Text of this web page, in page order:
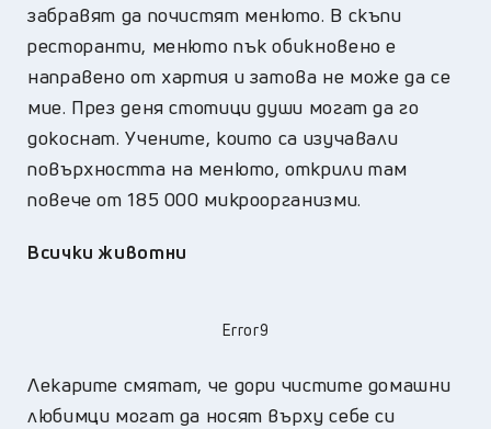
забравят да почистят менюто. В скъпи
ресторанти, менюто пък обикновено е
направено от хартия и затова не може да се
мие. През деня стотици души могат да го
докоснат. Учените, които са изучавали
повърхността на менюто, открили там
повече от 185 000 микроорганизми.
Всички животни
Error9
Лекарите смятат, че дори чистите домашни
любимци могат да носят върху себе си